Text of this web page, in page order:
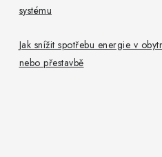
systému
Jak snížit spotřebu energie v
nebo přestavbě